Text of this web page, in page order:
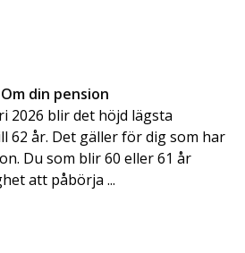
din pension
2026 blir det höjd lägsta
62 år. Det gäller för dig som har
Du som blir 60 eller 61 år
att påbörja ...